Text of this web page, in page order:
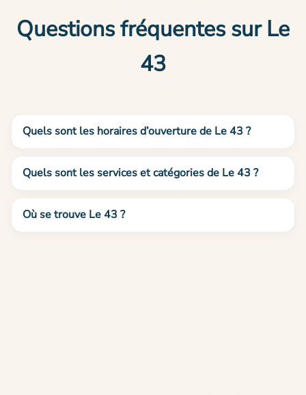
Questions fréquentes sur Le
43
Quels sont les horaires d’ouverture de Le 43 ?
Quels sont les services et catégories de Le 43 ?
Où se trouve Le 43 ?